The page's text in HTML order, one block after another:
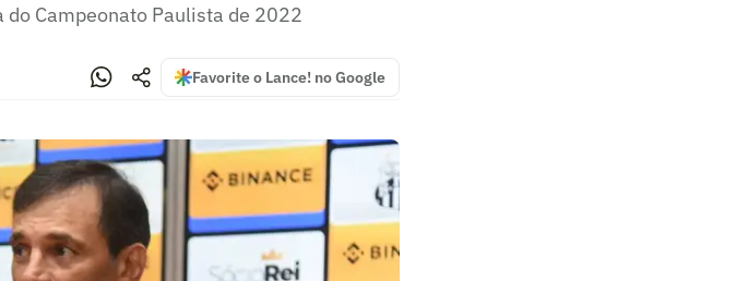
do Campeonato Paulista de 2022
Favorite o Lance! no Google